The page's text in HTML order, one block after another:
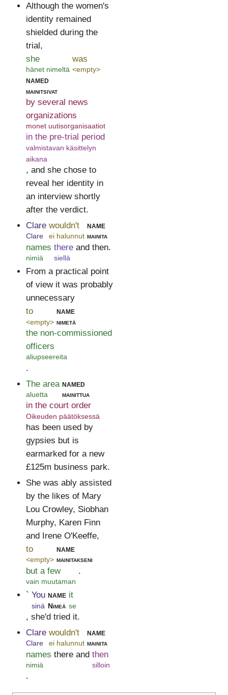
Although the women's
identity remained
shielded during the
trial,
she
hänet nimeltä
was
<empty>
named
mainitsivat
by several news
organizations
monet uutisorganisaatiot
in the pre-trial period
valmistavan käsittelyn
aikana
, and she chose to
reveal her identity in
an interview shortly
after the verdict.
Clare
Clare
wouldn't
ei halunnut
name
mainita
names
nimiä
there
siellä
and then.
From a practical point
of view it was probably
unnecessary
to
<empty>
name
nimetä
the non-commissioned
officers
aliupseereita
.
The area
aluetta
named
mainittua
in the court order
Oikeuden päätöksessä
has been used by
gypsies but is
earmarked for a new
£125m business park.
She was ably assisted
by the likes of Mary
Lou Crowley, Siobhan
Murphy, Karen Finn
and Irene O'Keeffe,
to
<empty>
name
mainitakseni
but a few
vain muutaman
.
` You
sinä
name
Nimeä
it
se
, she'd tried it.
Clare
Clare
wouldn't
ei halunnut
name
mainita
names
nimiä
there and then
silloin
.